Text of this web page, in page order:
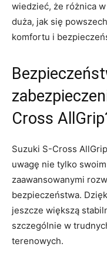
wiedzieć, że różnica
duża, jak się
komfortu⁣ i
Cross
Suzuki S-Cross
uwagę nie tylko
zaawansowanymi
bezpieczeństwa.
jeszcze większą
szczególnie w
terenowych.